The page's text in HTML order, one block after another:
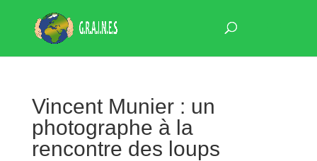
Vincent Munier : un
photographe à la
rencontre des loups